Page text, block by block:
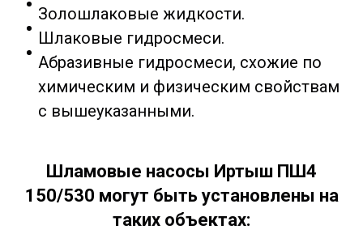
Золошлаковые жидкости.
Шлаковые гидросмеси.
Абразивные гидросмеси, схожие по
химическим и физическим свойствам
с вышеуказанными.
Шламовые насосы Иртыш ПШ4
150/530 могут быть установлены на
таких объектах: